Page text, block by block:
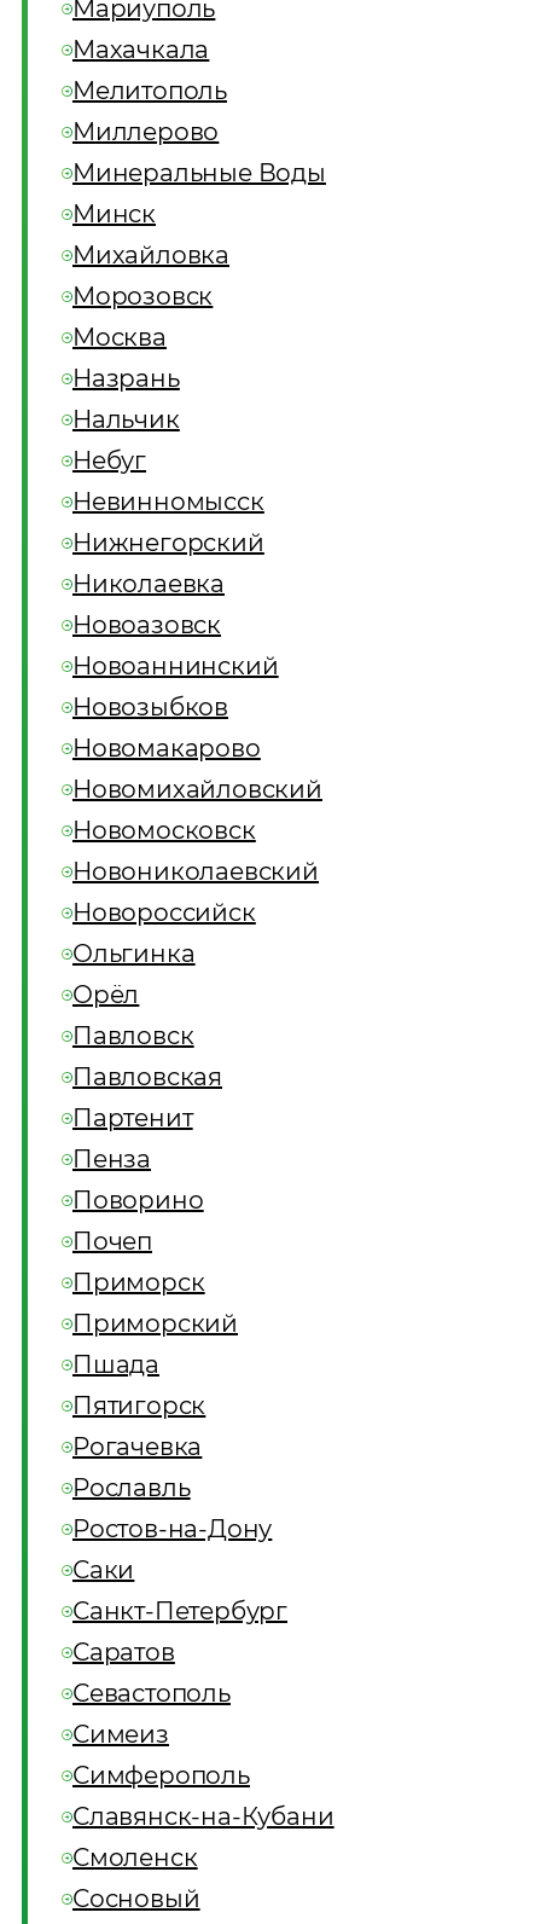
Мариуполь
Махачкала
Мелитополь
Миллерово
Минеральные Воды
Минск
Михайловка
Морозовск
Москва
Назрань
Нальчик
Небуг
Невинномысск
Нижнегорский
Николаевка
Новоазовск
Новоаннинский
Новозыбков
Новомакарово
Новомихайловский
Новомосковск
Новониколаевский
Новороссийск
Ольгинка
Орёл
Павловск
Павловская
Партенит
Пенза
Поворино
Почеп
Приморск
Приморский
Пшада
Пятигорск
Рогачевка
Рославль
Ростов-на-Дону
Саки
Санкт-Петербург
Саратов
Севастополь
Симеиз
Симферополь
Славянск-на-Кубани
Смоленск
Сосновый